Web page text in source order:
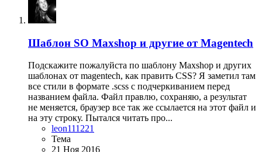
Шаблон SO Maxshop и другие от Magentech
Подскажите пожалуйста по шаблону Maxshop и других
шаблонах от magentech, как править CSS? Я заметил там
все стили в формате .scss с подчеркиванием перед
названием файла. Файл правлю, сохраняю, а результат
не меняется, браузер все так же ссылается на этот файл и
на эту строку. Пытался читать про...
leon111221
Тема
21 Ноя 2016